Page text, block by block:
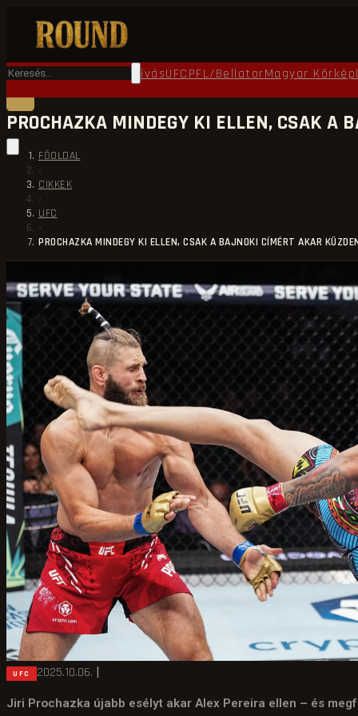
FőoldalRound TV ÖkölvívásUFCPFL/BellatorMagyar Körkép
PROCHAZKA MINDEGY KI ELLEN, CSAK A
FŐOLDAL
›
CIKKEK
›
UFC
›
PROCHAZKA MINDEGY KI ELLEN, CSAK A BAJNOKI CÍMÉRT AKAR
UFC 2025.10.06. |
Jiri Prochazka újabb esélyt akar Alex Pereira ellen – és